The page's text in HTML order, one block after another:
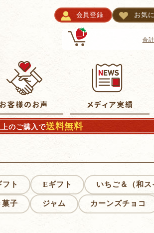
会員登録 お気
のご購入で送料無料
__ITM_CNT__
合計
フト Eギフト いちご＆（和ス
菓子 ジャム カーンズチョコ